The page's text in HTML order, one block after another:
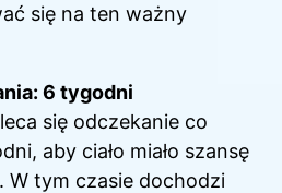
się na ten ważny
6 tygodni
się odczekanie co
aby ciało miało szansę
W tym czasie dochodzi